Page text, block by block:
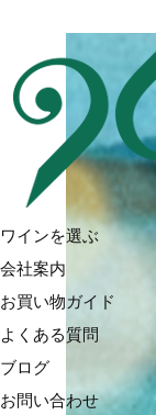
ワインを選ぶ
会社案内
お買い物ガイド
よくある質問
ブログ
お問い合わせ